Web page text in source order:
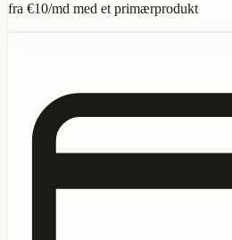
fra €10/md med et primærprodukt